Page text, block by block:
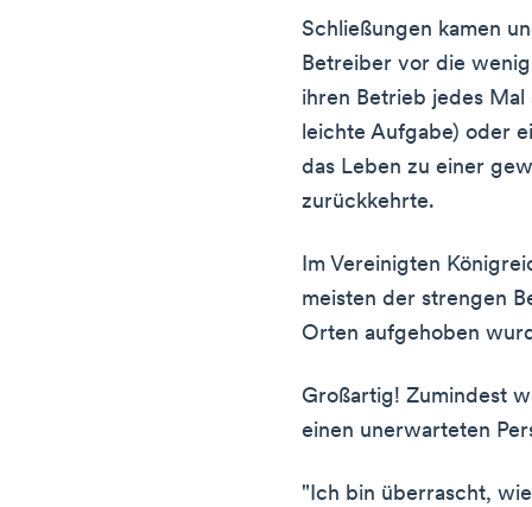
Schließungen kamen
Betreiber vor die
ihren Betrieb jedes
leichte Aufgabe) oder
das Leben zu einer
zurückkehrte.
Im Vereinigten
meisten der strengen
Orten aufgehoben
Großartig! Zumindest
einen unerwarteten
"Ich bin überrascht,